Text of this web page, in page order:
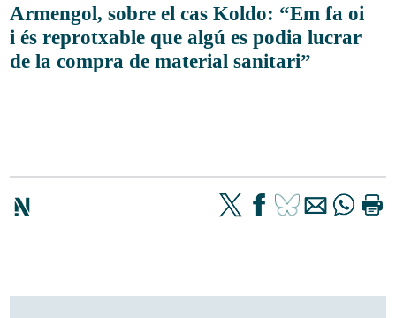
Armengol, sobre el cas Koldo: “Em fa oi
i és reprotxable que algú es podia lucrar
de la compra de material sanitari”